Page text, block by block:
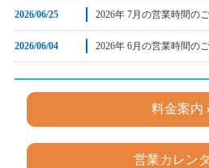
2026/06/25 2026年 7月の営業時間の
2026/06/04 2026年 6月の営業時間の
料金案内
営業カレン